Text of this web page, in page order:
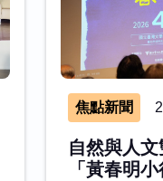
焦點新聞
自然與人
「黃春明小